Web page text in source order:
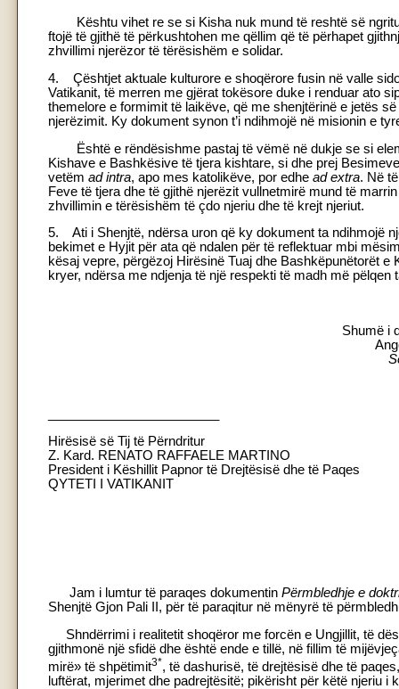
Kështu vihet re se si Kisha nuk mund të reshtë së
ftojë të gjithë të përkushtohen me qëllim që të përhapet
zhvillimi njerëzor të tërësishëm e solidar.
4. Çështjet aktuale kulturore e shoqërore fusin në valle
Vatikanit, të merren me gjërat tokësore duke i renduar ato
themelore e formimit të laikëve, që me shenjtërinë e jetës
njerëzimit. Ky dokument synon t’i ndihmojë në misionin e
Është e rëndësishme pastaj të vëmë në dukje se si
Kishave e Bashkësive të tjera kishtare, si dhe prej
vetëm ad intra, apo mes katolikëve, por edhe ad extra. Në
Feve të tjera dhe të gjithë njerëzit vullnetmirë mund të
zhvillimin e tërësishëm të çdo njeriu dhe të krejt njeriut.
5. Ati i Shenjtë, ndërsa uron që ky dokument ta ndihmojë
bekimet e Hyjit për ata që ndalen për të reflektuar mbi
kësaj vepre, përgëzoj Hirësinë Tuaj dhe Bashkëpunëtorët
kryer, ndërsa me ndjenja të një respekti të madh më pëlqen
Shumë i
Hirësisë së Tij të Përndritur
Z. Kard. RENATO RAFFAELE MARTINO
President i Këshillit Papnor të Drejtësisë dhe të Paqes
QYTETI I VATIKANIT
Jam i lumtur të paraqes dokumentin Përmbledhje e
Shenjtë Gjon Pali II, për të paraqitur në mënyrë të
Shndërrimi i realitetit shoqëror me forcën e Ungjillit, të
gjithmonë një sfidë dhe është ende e tillë, në fillim të
mirë» të shpëtimit3*, të dashurisë, të drejtësisë dhe të
luftërat, mjerimet dhe padrejtësitë; pikërisht për këtë njeriu